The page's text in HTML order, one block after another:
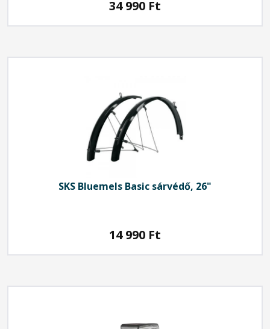
34 990 Ft
SKS Bluemels Basic sárvédő, 26"
14 990 Ft